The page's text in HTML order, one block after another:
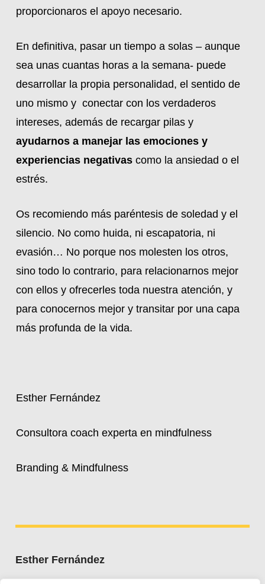
proporcionaros el apoyo necesario.
En definitiva, pasar un tiempo a solas – aunque
sea unas cuantas horas a la semana- puede
desarrollar la propia personalidad, el sentido de
uno mismo y conectar con los verdaderos
intereses, además de recargar pilas y
ayudarnos a manejar las emociones y
experiencias negativascomo la ansiedad o el
estrés.
Os recomiendo más paréntesis de soledad y el
silencio. No como huida, ni escapatoria, ni
evasión… No porque nos molesten los otros,
sino todo lo contrario, para relacionarnos mejor
con ellos y ofrecerles toda nuestra atención, y
para conocernos mejor y transitar por una capa
más profunda de la vida.
Esther Fernández
Consultora coach experta en mindfulness
Branding & Mindfulness
Esther Fernández